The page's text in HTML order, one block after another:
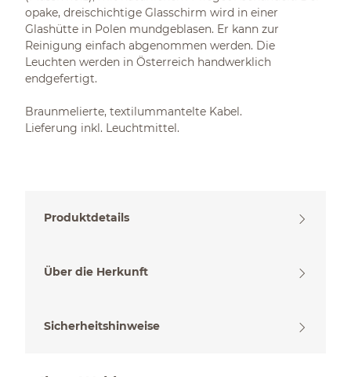
opake, dreischichtige Glasschirm wird in einer
Glashütte in Polen mundgeblasen. Er kann zur
Reinigung einfach abgenommen werden. Die
Leuchten werden in Österreich handwerklich
endgefertigt.
Braunmelierte, textilummantelte Kabel.
Lieferung inkl. Leuchtmittel.
Produktdetails
Über die Herkunft
Sicherheitshinweise